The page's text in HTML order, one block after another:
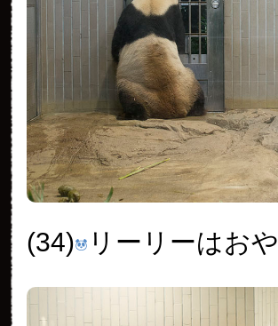
(34) リーリーはお